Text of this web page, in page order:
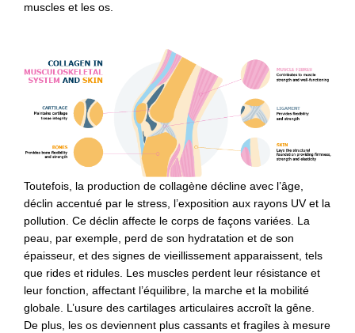
muscles et les os.
Toutefois, la production de collagène décline avec l’âge,
déclin accentué par le stress, l’exposition aux rayons UV et la
pollution. Ce déclin affecte le corps de façons variées. La
peau, par exemple, perd de son hydratation et de son
épaisseur, et des signes de vieillissement apparaissent, tels
que rides et ridules. Les muscles perdent leur résistance et
leur fonction, affectant l’équilibre, la marche et la mobilité
globale. L’usure des cartilages articulaires accroît la gêne.
De plus, les os deviennent plus cassants et fragiles à mesure